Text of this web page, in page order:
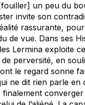
un peu du
invite son
rassurante,
de vue. Dans ses
Lermina exploite
perversité, en
le regard sonne
ne dit rien parle en